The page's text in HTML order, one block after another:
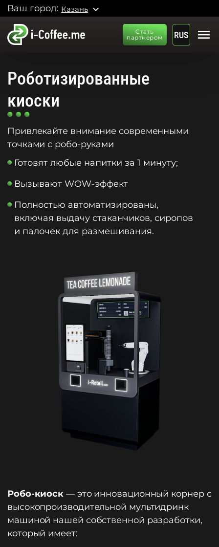
Ваш город: Казань expand_more
Стать
партнером
RUS menu
Роботизированные
киоски
Привлекайте внимание современными
точками с робо-руками
Готовят любые напитки за 1 минуту;
Вызывают WOW-эффект
Полностью автоматизированы,
включая выдачу стаканчиков, сиропов
и палочек для размешивания.
Робо-киоск — это инновационный корнер с
высокопроизводительной мультидринк
машиной нашей собственной разработки,
который имеет: